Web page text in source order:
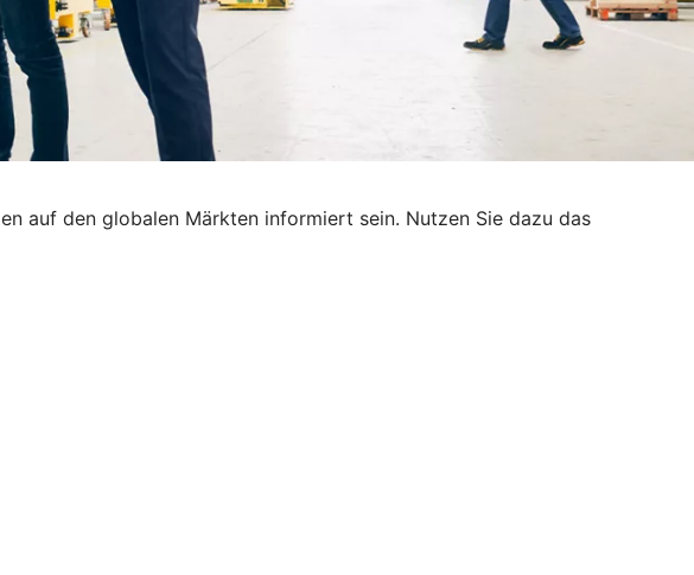
auf den globalen Märkten informiert sein. Nutzen Sie dazu das